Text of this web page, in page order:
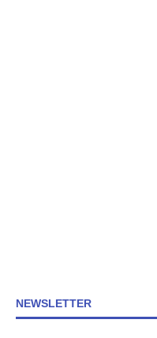
NEWSLETTER